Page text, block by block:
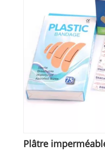
Plâtre